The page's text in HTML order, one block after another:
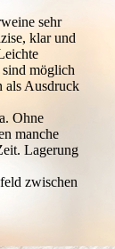
sehr
klar und
möglich
als Ausdruck
Ohne
manche
Lagerung
zwischen